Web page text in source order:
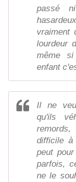
passé
vraiment
lourdeur
même
enfant
Il ne
qu'ils
difficile à
peut
parfois,
ne le